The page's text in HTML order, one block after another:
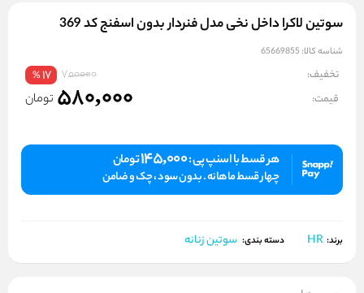
سوتین لاکرا داخل نخی مدل فنردار بدون اسفنج کد 369
شناسه کالا: 65669855
تخفیف: 700000
17
%
قیمت: 580,000 تومان
هر قسط با اسنپ پی :145,000تومان
چهار قسط ماهانه . بدون سود ، چک و ضامن
برند: HR دسته بندی: سوتین زنانه